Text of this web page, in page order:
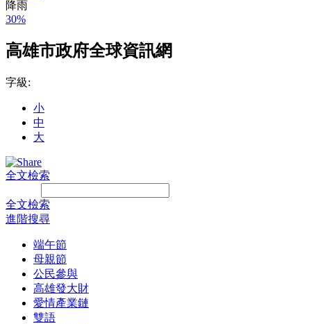
降雨
30%
高雄市政府全球資訊網
字級:
小
中
大
全文檢索
全文檢索
進階搜尋
端午節
母親節
公民參與
高雄發大財
愛情產業鏈
雙語